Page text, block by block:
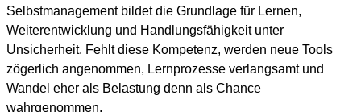
Selbstmanagement bildet die Grundlage für Lernen,
Weiterentwicklung und Handlungsfähigkeit unter
Unsicherheit. Fehlt diese Kompetenz, werden neue Tools
zögerlich angenommen, Lernprozesse verlangsamt und
Wandel eher als Belastung denn als Chance
wahrgenommen.